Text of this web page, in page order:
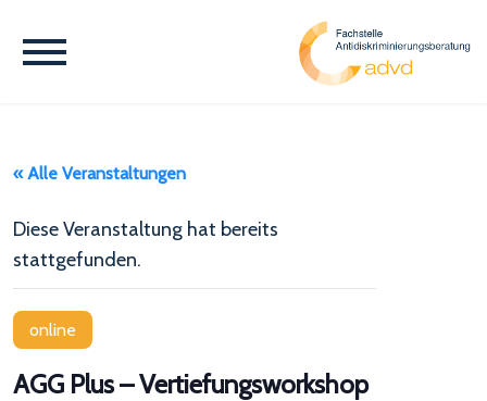
« Alle Veranstaltungen
Diese Veranstaltung hat bereits
stattgefunden.
online
AGG Plus – Vertiefungsworkshop